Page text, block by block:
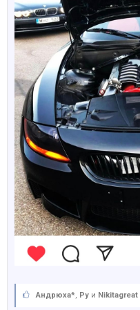
Андрюха*, Ру и Nikitagreat